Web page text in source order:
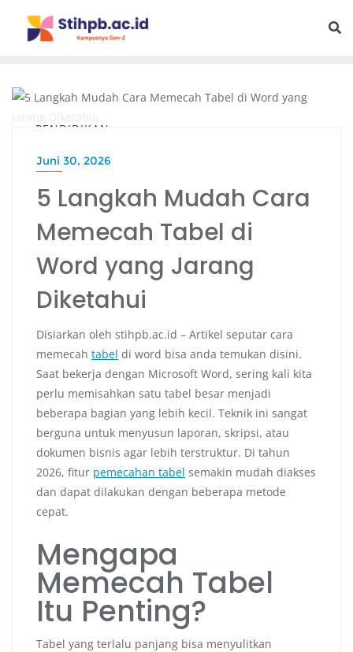
PENDIDIKAN
Juni 30, 2026
5 Langkah Mudah Cara
Memecah Tabel di
Word yang Jarang
Diketahui
Disiarkan oleh stihpb.ac.id – Artikel seputar cara
memecah tabel di word bisa anda temukan disini.
Saat bekerja dengan Microsoft Word, sering kali kita
perlu memisahkan satu tabel besar menjadi
beberapa bagian yang lebih kecil. Teknik ini sangat
berguna untuk menyusun laporan, skripsi, atau
dokumen bisnis agar lebih terstruktur. Di tahun
2026, fitur pemecahan tabel semakin mudah diakses
dan dapat dilakukan dengan beberapa metode
cepat.
Mengapa
Memecah Tabel
Itu Penting?
Tabel yang terlalu panjang bisa menyulitkan